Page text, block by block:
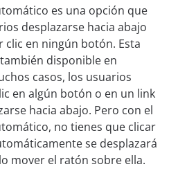
es una opción que
desplazarse hacia abajo
clic en ningún botón. Esta
disponible en
casos, los usuarios
en algún botón o en un link
hacia abajo. Pero con el
no tienes que clicar
se desplazará
mover el ratón sobre ella.